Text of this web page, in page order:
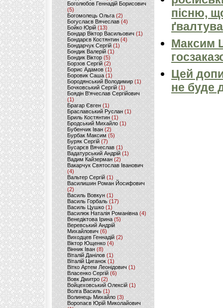
Боголюбов Геннадій Борисович
(5)
Богомолець Ольга (2)
Богуслаєв Вячеслав (4)
Бойко Юрій (13)
Бондар Віктор Васильович (1)
Бондарєв Костянтин (4)
Бондарчук Сергій(1)
Бондик Валерій (1)
Бондик Віктор(5)
Борзов Сергiй (2)
Борис Адамов(1)
Боровик Саша (1)
Бородянський Володимир (1)
Бочковський Сергій (1)
Боядін В'ячеслав Сергійович
(1)
Брагар Євген (1)
Браславський Руслан (1)
Бриль Костянтин (1)
Бродський Михайло (1)
Бубенчик Іван(2)
Бурбак Максим (5)
Буряк Сергій (7)
Бусарєв Вячеслав (1)
Вадатурський Андрій (1)
Вадим Кайзерман (2)
Вакарчук Святослав Іванович
(4)
Вальтер Сергій (1)
Василишин Роман Йосифович
(2)
Василь Вовкун (1)
Василь Горбаль (17)
Василь Цушко (1)
Василюк Наталія Романівна (4)
Венедіктова Ірина(5)
Веревський Андрій
Михайлович (6)
Виходцев Геннадій (2)
Віктор Ющенко (4)
Вінник Іван (8)
Віталій Данілов (1)
Віталій Циганок (1)
Вітко Артем Леонідович(1)
Власенко Сергій (6)
Вовк Дмитро(2)
Войцеховський Олексій(1)
Волга Василь (1)
Волинець Михайло (3)
Воропаєв Юрій Миколайович
пісню,
Максим
Цей
не буде